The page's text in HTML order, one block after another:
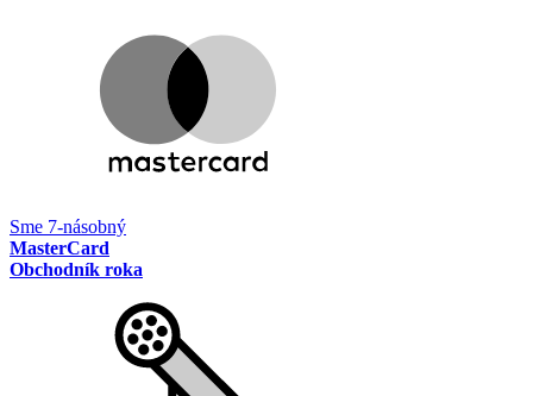
Sme 7-násobný
MasterCard
Obchodník roka